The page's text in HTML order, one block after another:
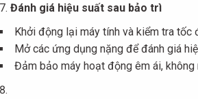
Đánh giá hiệu suất sau bảo trì
Khởi động lại máy tính và kiểm tra tốc
Mở các ứng dụng nặng để đánh giá
Đảm bảo máy hoạt động êm ái, không